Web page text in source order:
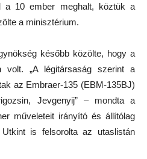
a 10 ember meghalt, köztük a
a minisztérium.
később közölte, hogy a
volt. „A légitársaság szerint a
az Embraer-135 (EBM-135BJ)
Jevgenyij” – mondta a
műveleteit irányító és állítólag
is felsorolta az utaslistán